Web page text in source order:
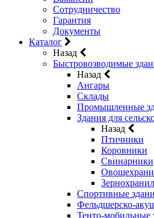
Сотрудничество
Гарантия
Документы
Каталог
Назад
Быстровозводимые
Назад
Ангары
Склады
Промышленные
Здания для
Назад
Птичники
Коровники
Свинарники
Спортивные
Фельдшерско-
Тенто-мобильные